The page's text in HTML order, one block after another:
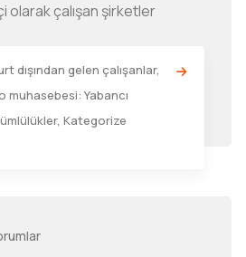
olarak çalışan şirketler
dışından gelen çalışanlar,
muhasebesi: Yabancı
, Kategorize